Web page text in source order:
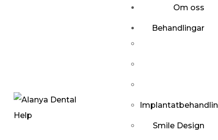
Om oss
Behandlingar
Smile Design